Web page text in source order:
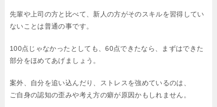
先輩や上司の方と比べて、新人の方がそのスキルを習得してい
ないことは普通の事です。
100点じゃなかったとしても、60点できたなら、まずはできた
部分をほめてあげましょう。
案外、自分を追い込んだり、ストレスを強めているのは、
ご自身の認知の歪みや考え方の癖が原因かもしれません。